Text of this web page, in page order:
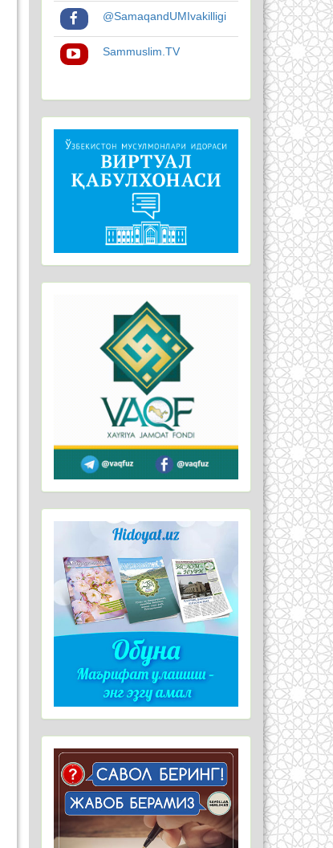
@SamaqandUMIvakilligi
Sammuslim.TV